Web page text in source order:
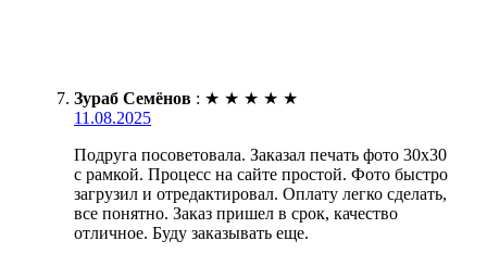
Зураб Семёнов : ★ ★ ★ ★ ★
11.08.2025
Подруга посоветовала. Заказал печать фото 30х30
с рамкой. Процесс на сайте простой. Фото быстро
загрузил и отредактировал. Оплату легко сделать,
все понятно. Заказ пришел в срок, качество
отличное. Буду заказывать еще.